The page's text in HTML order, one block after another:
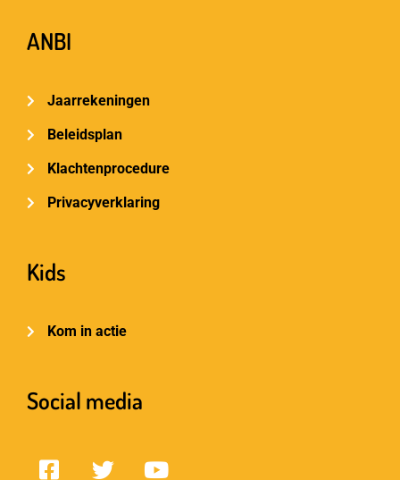
ANBI
Jaarrekeningen
Beleidsplan
Klachtenprocedure
Privacyverklaring
Kids
Kom in actie
Social media